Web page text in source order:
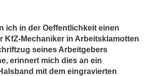
ich in der Oeffentlichkeit einen
KfZ-Mechaniker in Arbeitsklamotten
seines Arbeitgebers
erinnert mich dies an ein
mit dem eingravierten